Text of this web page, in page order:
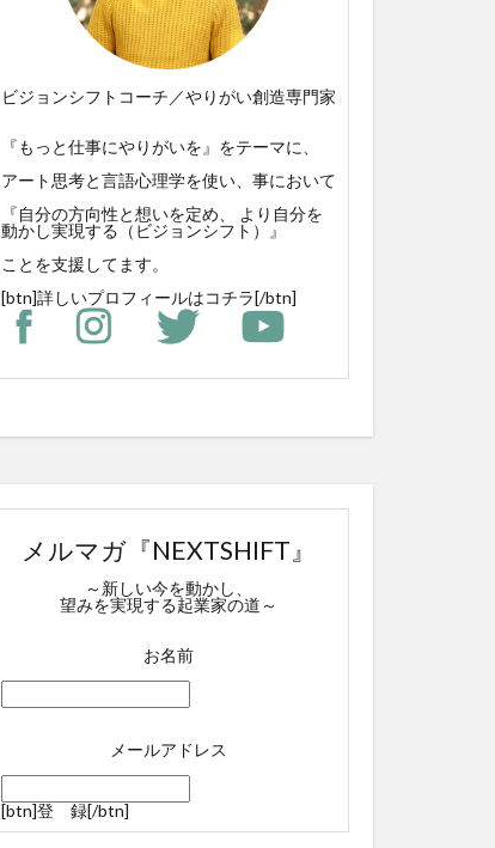
ビジョンシフトコーチ／やりがい創造専門家
『もっと仕事にやりがいを』をテーマに、
アート思考と言語心理学を使い、事において
『自分の方向性と想いを定め、 より自分を
動かし実現する（ビジョンシフト）』
ことを支援してます。
[btn]詳しいプロフィールはコチラ[/btn]
メルマガ『NEXTSHIFT』
～新しい今を動かし、
望みを実現する起業家の道～
お名前
メールアドレス
[btn]登 録[/btn]